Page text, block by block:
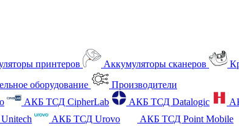
принтеров Аккумуляторы сканеров
оборудование
Производители
АКБ ТСД CipherLab АКБ ТСД Datalogic
АКБ ТСД Urovo АКБ ТСД Point Mobile